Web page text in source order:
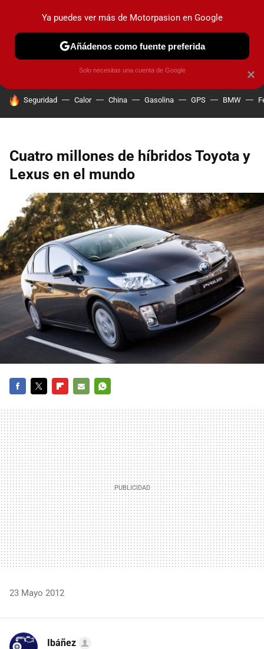
PRUEBAS COCHES ELÉCTRICOS OBSERVATORIO
HOY SE HABLA DE
Seguridad Calor China Gasolina GPS BMW
Cuatro millones de híbridos Toyota y
Lexus en el mundo
MAIL
23 Mayo 2012
Ibáñez
×
Ya puedes ver más de Motorpasion en Google
Añádenos como fuente preferida
Solo necesitas una cuenta de Google